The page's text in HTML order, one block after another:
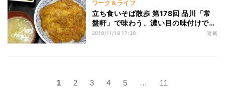
ワーク＆ライフ
立ち食いそば散歩 第178回 品川「常
盤軒」で味わう、濃い目の味付けで食
べ応え満点の「品川丼」
2019/11/18 17:30 連載
1 2 3 4 5 … 11